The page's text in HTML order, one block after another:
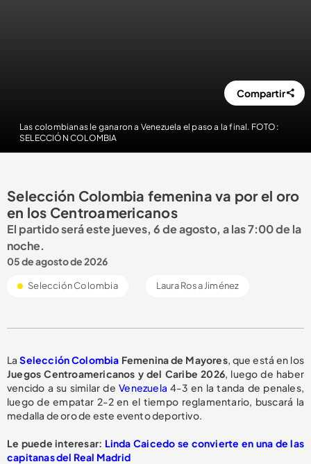
Las colombianas le ganaron a Venezuela el paso a la final. FOTO:
SELECCIÓN COLOMBIA
Compartir
Selección Colombia femenina va por el oro
en los Centroamericanos
El partido será este jueves, 6 de agosto, a las 7:00 de la
noche.
05 de agosto de 2026
Selección Colombia Laura Rosa Jiménez
LaSelección Colombia Femenina de Mayores, que está en los
Juegos Centroamericanos y del Caribe 2026, luego de haber
vencido a su similar deVenezuela 4-3 en la tanda de penales,
luego de empatar 2-2 en el tiempo reglamentario, buscará la
medalla de oro de este evento deportivo.
Le puede interesar: Linda Caicedo se convierte en una de las
capitanas del Real Madrid